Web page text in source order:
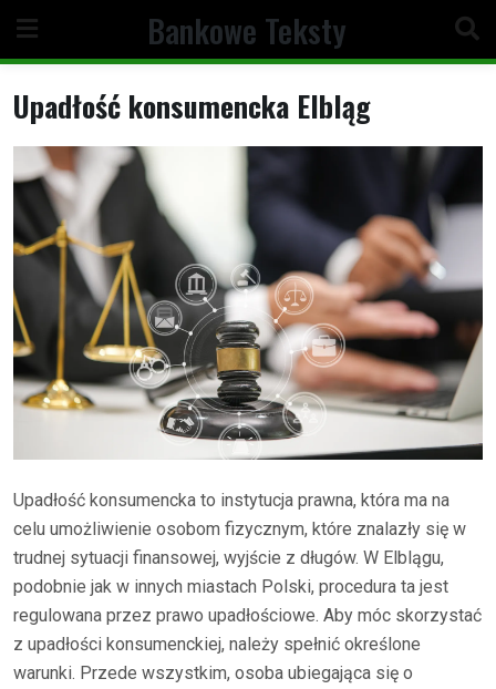
content
Bankowe Teksty
Upadłość konsumencka Elbląg
Upadłość konsumencka to instytucja prawna, która ma na
celu umożliwienie osobom fizycznym, które znalazły się w
trudnej sytuacji finansowej, wyjście z długów. W Elblągu,
podobnie jak w innych miastach Polski, procedura ta jest
regulowana przez prawo upadłościowe. Aby móc skorzystać
z upadłości konsumenckiej, należy spełnić określone
warunki. Przede wszystkim, osoba ubiegająca się o